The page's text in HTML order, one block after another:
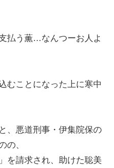
払う薫…なんつーお人よ
むことになった上に寒中
、悪道刑事・伊集院保の
の、
を請求され、助けた聡美